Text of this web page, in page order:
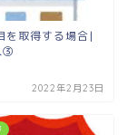
を取得する場合|
③
2022年2月23日